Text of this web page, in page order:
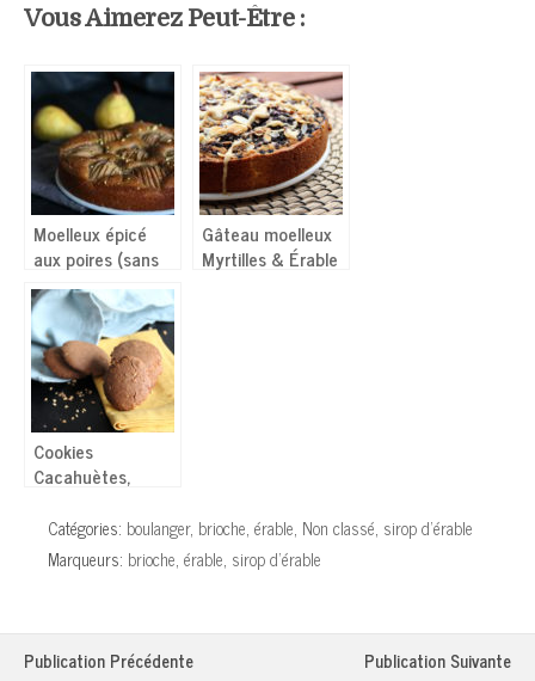
Vous Aimerez Peut-Être :
Moelleux épicé
aux poires (sans
lactose, sans
œufs)
Gâteau moelleux
Myrtilles & Érable
Cookies
Cacahuètes,
– Vegan
Catégories: boulanger, brioche, érable, Non classé, sirop d'érable
Marqueurs: brioche, érable, sirop d'érable
Publication Précédente Publication Suivante